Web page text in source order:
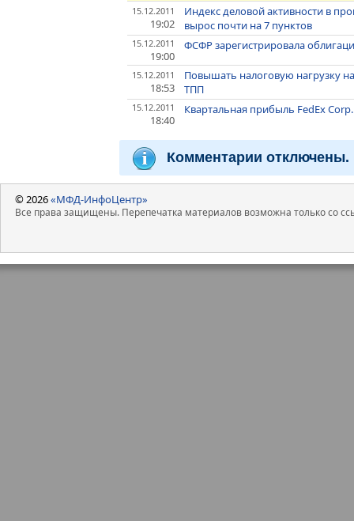
15.12.2011
19:02
Индекс деловой активности в
вырос почти на 7 пунктов
15.12.2011
19:00
ФСФР зарегистрировала
15.12.2011
18:53
Повышать налоговую нагрузку
ТПП
15.12.2011
18:40
Квартальная прибыль FedEx
Комментарии отключены.
© 2026«МФД-ИнфоЦентр»
Все права защищены. Перепечатка материалов возможна только со